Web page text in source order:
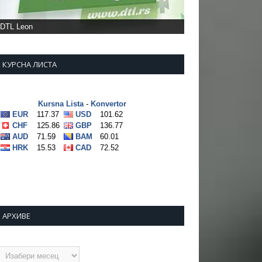
DTL Leon
КУРСНА ЛИСТА
АРХИВЕ